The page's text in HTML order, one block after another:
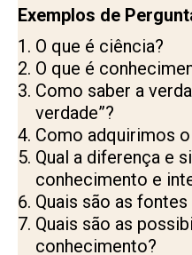
Exemplos de
O que é ciência?
O que é
Como saber a
verdade”?
Como adquirimos
Qual a diferença e
conhecimento e
Quais são as
Quais são as
conhecimento?